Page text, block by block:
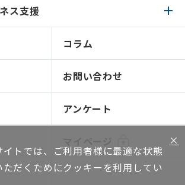
ビリティ
（コンセプト＆処方提案）
ップ
技術
ス支援
ネス支援トップ
研究室
ご紹介
提案
トワーク
コラム
お問い合わせ
アンケート
×
トでは、ご利用者様に最適な状態
だくためにクッキーを利用してい